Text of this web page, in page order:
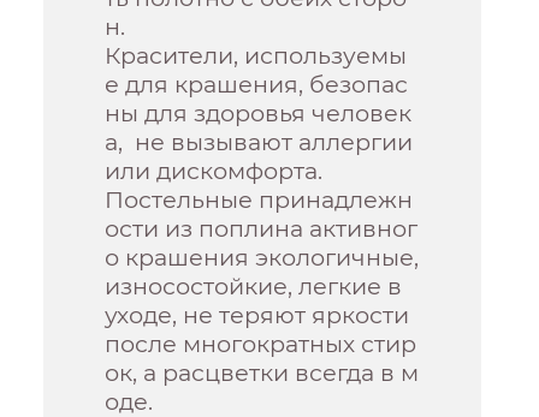
н.
Красители, используемы
е для крашения, безопас
ны для здоровья человек
а, не вызывают аллергии
или дискомфорта.
Постельные принадлежн
ости из поплина активног
о крашения экологичные,
износостойкие, легкие в
уходе, не теряют яркости
после многократных стир
ок, а расцветки всегда в м
оде.